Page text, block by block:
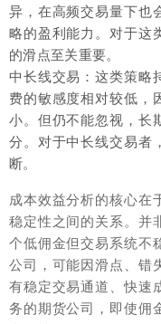
异，在高频交易量下也
略的盈利能力。对于这
的滑点至关重要。
中长线交易：这类策略
费的敏感度相对较低，
小。但仍不能忽视，长
分。对于中长线交易者
断。
成本效益分析的核心在
稳定性之间的关系。并
个低佣金但交易系统不
公司，可能因滑点、错
有稳定交易通道、快速
务的期货公司，即使佣